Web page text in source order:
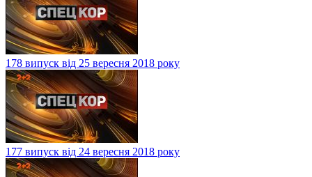
178 випуск від 25 вересня 2018 року
177 випуск від 24 вересня 2018 року